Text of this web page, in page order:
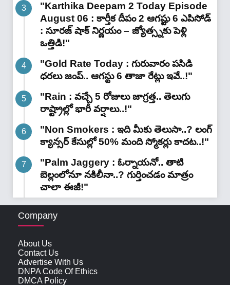
"Karthika Deepam 2 Today Episode
August 06 : కార్తీక దీపం 2 ఆగష్టు 6 ఎపిసోడ్
: సూరజ్ షాక్ నిర్ణయం – జ్యోత్స్నకు పెళ్లి
ఒత్తిడి!"
"Gold Rate Today : గురువారం పసిడి
ధరలు జంప్.. ఆగస్టు 6 తాజా రేట్లు ఇవే..!"
"Rain : వచ్చే 5 రోజులు జాగ్రత్త.. తెలుగు
రాష్ట్రాల్లో భారీ వ‌ర్షాలు..!"
"Non Smokers : ఇది మీకు తెలుసా..? లంగ్
క్యాన్సర్ కేసుల్లో 50% మంది స్మోకర్లు కాదట..!"
"Palm Jaggery : ఓర్నాయనో.. తాటి
బెల్లంలోనూ నకిలీనా..? గుర్తించడం మాత్రం
చాలా ఈజీ!"
Company
About Us
Contact Us
Advertise With Us
DNPA Code Of Ethics
DMCA Policy